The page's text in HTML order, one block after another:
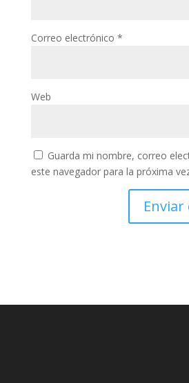
Correo electrónico *
Web
Guarda mi nombre, correo
este navegador para la próxima